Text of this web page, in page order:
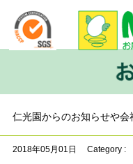
仁光園からのお知らせや会
2018年05月01日 Category :